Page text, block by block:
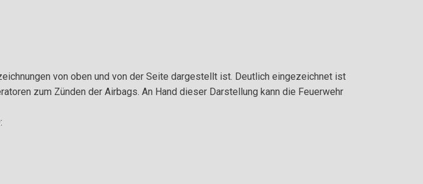
von oben und von der Seite dargestellt ist. Deutlich eingezeichnet ist
zum Zünden der Airbags. An Hand dieser Darstellung kann die Feuerwehr